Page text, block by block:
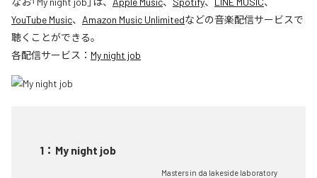
YouTube Music、 Amazon Music Unlimitedなどの音楽配信サービスで
聴くことができる。
各配信サービス： My night job
1 ： My night job
Masters in da lakeside laboratory